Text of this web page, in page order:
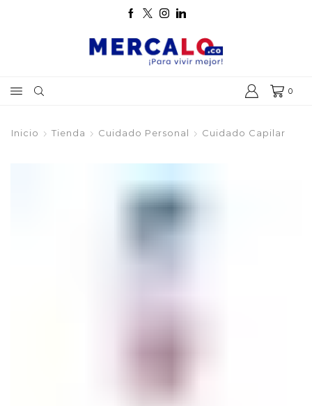
0
Inicio Tienda Cuidado Personal Cuidado Capilar